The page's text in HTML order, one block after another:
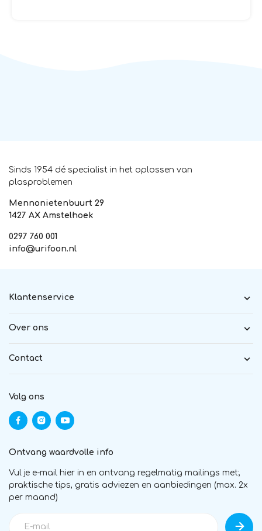
Sinds 1954 dé specialist in het oplossen van
plasproblemen
Mennonietenbuurt 29
1427 AX Amstelhoek
0297 760 001
info@urifoon.nl
Klantenservice
Over ons
Contact
Volg ons
Ontvang waardvolle info
Vul je e-mail hier in en ontvang regelmatig mailings met;
praktische tips, gratis adviezen en aanbiedingen (max. 2x
per maand)